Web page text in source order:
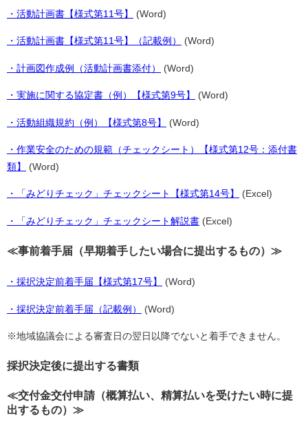
・活動計画書【様式第11号】 (Word)
・活動計画書【様式第11号】（記載例） (Word)
・計画図作成例（活動計画書添付） (Word)
・実施に関する協定書（例）【様式第9号】 (Word)
・活動組織規約（例）【様式第8号】 (Word)
・作業安全のための規範（チェックシート）【様式第12号：添付書
類】
(Word)
・「みどりチェック」チェックシート【様式第14号】 (Excel)
・「みどりチェック」チェックシート解説書 (Excel)
≪事前着手届（早期着手したい場合に提出するもの）≫
・採択決定前着手届【様式第17号】 (Word)
・採択決定前着手届（記載例） (Word)
※地域協議会による審査日の翌日以降でないと着手できません。
採択決定後に提出する書類
≪交付金交付申請（概算払い、精算払いを受けたい時に提
出するもの）≫